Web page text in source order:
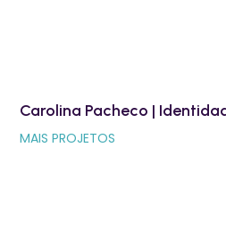
Carolina Pacheco |
MAIS PROJETOS